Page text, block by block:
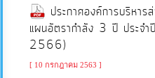
แผนการ
ใช้
จ่าย
ประกาศองค์การบริหาร
แผนอัตรากำลัง 3 ปี ประ
2566)
[ 10 กรกฎาคม 2563 ]